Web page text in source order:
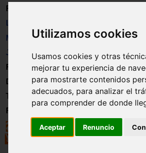
Utilizamos cookies
Usamos cookies y otras
mejorar tu experiencia de
para mostrarte contenidos
adecuados, para analizar el
para comprender de donde
Aceptar Renuncio
Revista
Libros
Material
Juguetes
Formación
Directorio
Trabajo
Registro